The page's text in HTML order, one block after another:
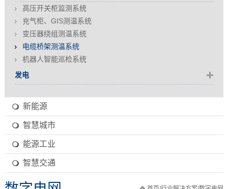
高压开关柜监测系统
充气柜、GIS测温系统
变压器绕组测温系统
电缆桥架测温系统
机器人智能巡检系统
发电
新能源
智慧城市
能源工业
智慧交通